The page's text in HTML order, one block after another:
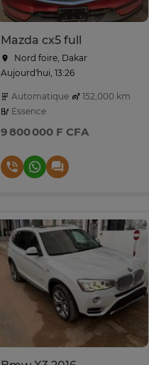
Mazda cx5 full
Nord foire, Dakar
Aujourd'hui, 13:26
Automatique
152,000 km
Essence
9 800 000 F CFA